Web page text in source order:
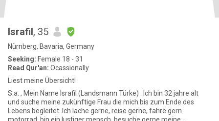
Israfil, 35
Nürnberg, Bavaria, Germany
Seeking: Female 18 - 31
Read Qur'an: Ocassionally
Liest meine Übersicht!
S.a. , Mein Name Israfil (Landsmann Türke) . Ich bin 32 jahre alt
und suche meine zukünftige Frau die mich bis zum Ende des
Lebens begleitet. Ich lache gerne, reise gerne, fahre gern